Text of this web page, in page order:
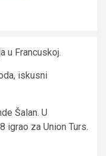
u Francuskoj.
iskusni
Šalan. U
igrao za Union Turs.